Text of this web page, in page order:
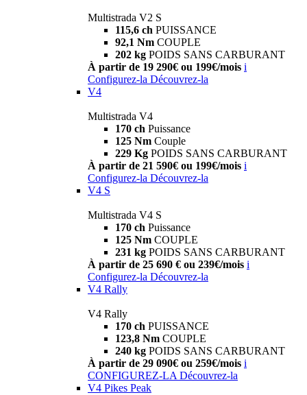
Multistrada V2 S
115,6 ch PUISSANCE
92,1 Nm COUPLE
202 kg POIDS SANS CARBURANT
À partir de 19 290€ ou 199€/mois i
Configurez-la Découvrez-la
V4
Multistrada V4
170 ch Puissance
125 Nm Couple
229 Kg POIDS SANS CARBURANT
À partir de 21 590€ ou 199€/mois i
Configurez-la Découvrez-la
V4 S
Multistrada V4 S
170 ch Puissance
125 Nm COUPLE
231 kg POIDS SANS CARBURANT
À partir de 25 690 € ou 239€/mois i
Configurez-la Découvrez-la
V4 Rally
V4 Rally
170 ch PUISSANCE
123,8 Nm COUPLE
240 kg POIDS SANS CARBURANT
À partir de 29 090€ ou 259€/mois i
CONFIGUREZ-LA Découvrez-la
V4 Pikes Peak